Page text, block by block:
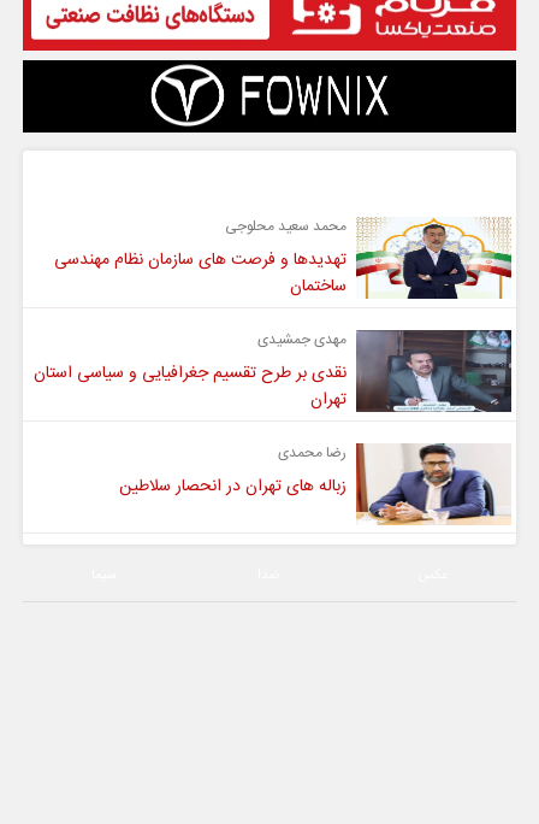
محمد سعید محلوجی
تهدیدها و فرصت های سازمان نظام مهندسی
ساختمان
مهدی جمشیدی
نقدی بر طرح تقسیم جغرافیایی و سیاسی استان
تهران
رضا محمدی
زباله های تهران در انحصار سلاطین